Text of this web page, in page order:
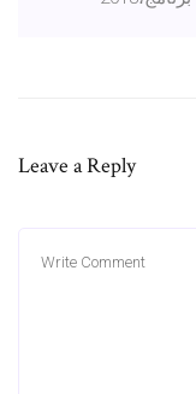
Leave a Reply